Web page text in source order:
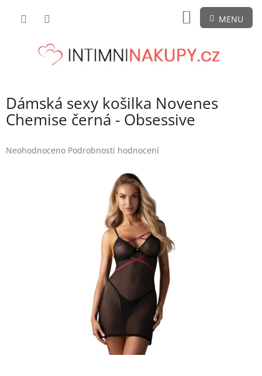
NÁKUPNÍ
KOŠÍK
Dámská sexy košilka Novenes
Chemise černá - Obsessive
Průměrné
Neohodnoceno Podrobnosti hodnocení